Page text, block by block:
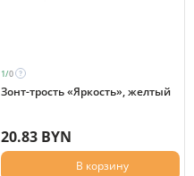
1/0
Зонт-трость «Яркость», желтый
20.83 BYN
В корзину